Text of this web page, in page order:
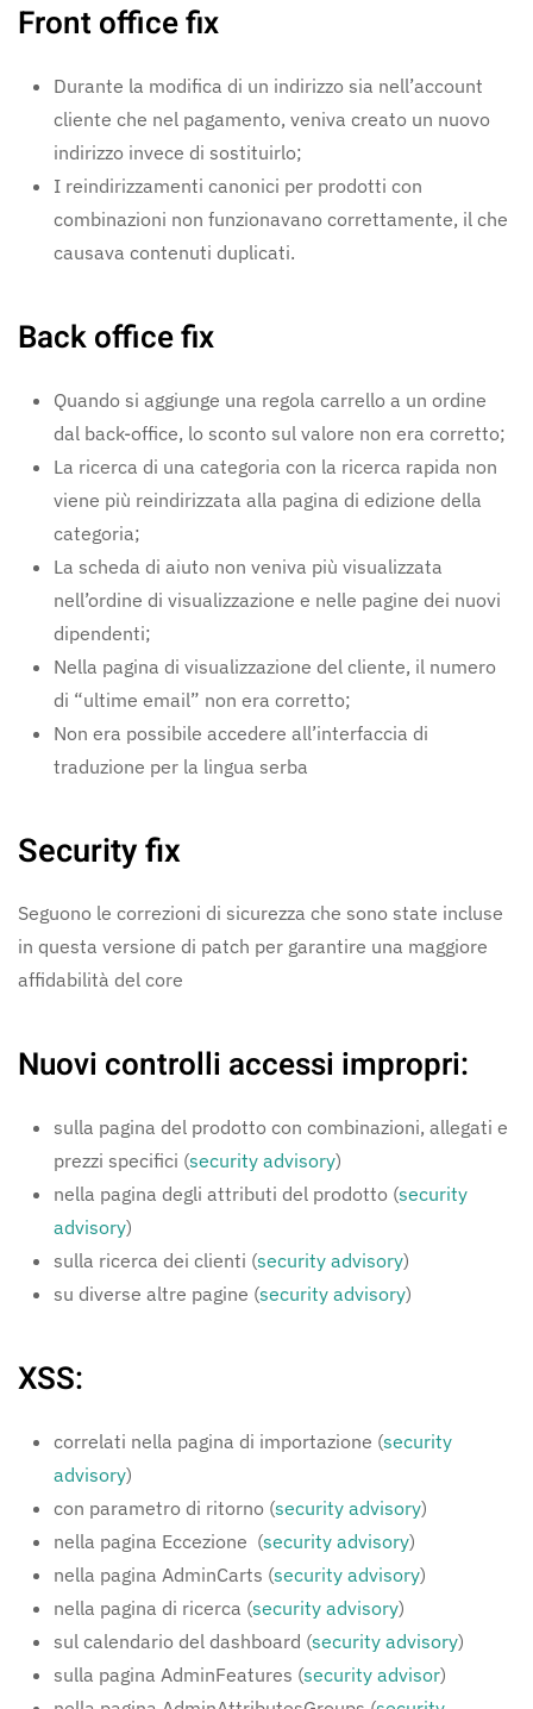
Front office fix
Durante la modifica di un indirizzo sia nell’account
cliente che nel pagamento, veniva creato un nuovo
indirizzo invece di sostituirlo;
I reindirizzamenti canonici per prodotti con
combinazioni non funzionavano correttamente, il che
causava contenuti duplicati.
Back office fix
Quando si aggiunge una regola carrello a un ordine
dal back-office, lo sconto sul valore non era corretto;
La ricerca di una categoria con la ricerca rapida non
viene più reindirizzata alla pagina di edizione della
categoria;
La scheda di aiuto non veniva più visualizzata
nell’ordine di visualizzazione e nelle pagine dei nuovi
dipendenti;
Nella pagina di visualizzazione del cliente, il numero
di “ultime email” non era corretto;
Non era possibile accedere all’interfaccia di
traduzione per la lingua serba
Security fix
Seguono le correzioni di sicurezza che sono state incluse
in questa versione di patch per garantire una maggiore
affidabilità del core
Nuovi controlli accessi impropri:
sulla pagina del prodotto con combinazioni, allegati e
prezzi specifici (security advisory)
nella pagina degli attributi del prodotto (security
advisory)
sulla ricerca dei clienti (security advisory)
su diverse altre pagine (security advisory)
XSS:
correlati nella pagina di importazione (security
advisory)
con parametro di ritorno (security advisory)
nella pagina Eccezione (security advisory)
nella pagina AdminCarts (security advisory)
nella pagina di ricerca (security advisory)
sul calendario del dashboard (security advisory)
sulla pagina AdminFeatures (security advisor)